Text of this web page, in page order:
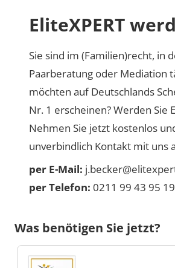
EliteXPERT
Sie sind im (Familien)recht, in
Paarberatung oder Mediation
möchten auf Deutschlands
Nr. 1 erscheinen? Werden Sie
Nehmen Sie jetzt kostenlos
unverbindlich Kontakt mit uns
per E-Mail:
per Telefon: 0211 99 43 95 19
Was benötigen Sie jetzt?